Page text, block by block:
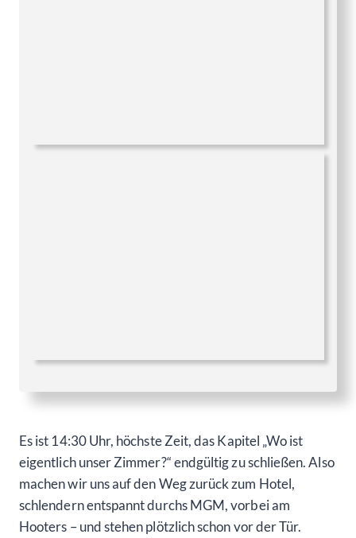
Es ist 14:30 Uhr, höchste Zeit, das Kapitel „Wo ist
eigentlich unser Zimmer?“ endgültig zu schließen. Also
machen wir uns auf den Weg zurück zum Hotel,
schlendern entspannt durchs MGM, vorbei am
Hooters – und stehen plötzlich schon vor der Tür.